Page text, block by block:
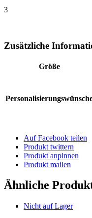
3
Zusätzliche
Größe
Auf Facebook teilen
Produkt twittern
Produkt anpinnen
Produkt mailen
Ähnliche
Nicht auf Lager